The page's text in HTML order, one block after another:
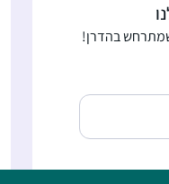
בהדרן!